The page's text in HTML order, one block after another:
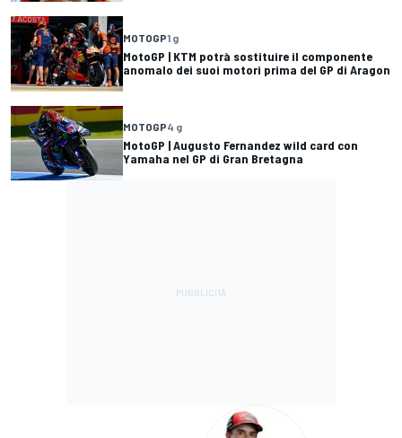
MOTOGP1 g
MotoGP | KTM potrà sostituire il componente
anomalo dei suoi motori prima del GP di Aragon
MOTOGP4 g
MotoGP | Augusto Fernandez wild card con
Yamaha nel GP di Gran Bretagna